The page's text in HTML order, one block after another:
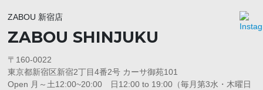
ZABOU 新宿店
ZABOU SHINJUKU
〒160-0022
東京都新宿区新宿2丁目4番2号 カーサ御苑101
Open 月～土12:00~20:00 日12:00 to 19:00（毎月第3水・木曜日